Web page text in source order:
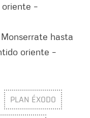
–
hasta
oriente –
PLAN ÉXODO